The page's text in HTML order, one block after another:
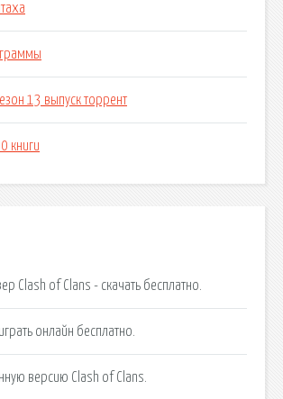
13 выпуск торрент
книги
Clash of Clans - скачать бесплатно.
онлайн бесплатно.
версию Clash of Clans.